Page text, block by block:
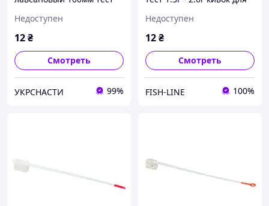
рыбалки
Недоступен
12₴
Смотреть
УКРСНАСТИ 99%
Недоступен
12₴
Смотреть
FISH-LINE 100%